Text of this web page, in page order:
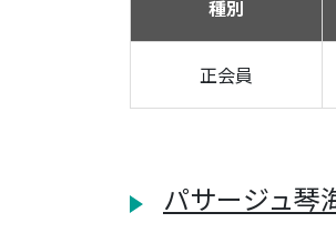
種別
正会員
パサージュ琴